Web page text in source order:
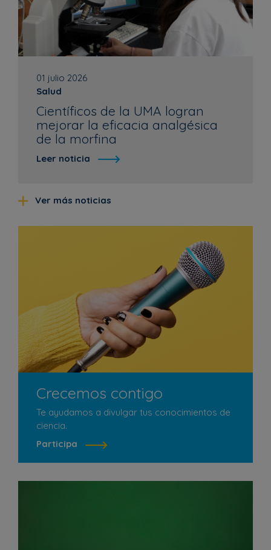
01 julio 2026
Salud
Científicos de la UMA logran
mejorar la eficacia analgésica
de la morfina
Leer noticia
Ver más noticias
Crecemos contigo
Te ayudamos a divulgar tus conocimientos de
ciencia.
Participa